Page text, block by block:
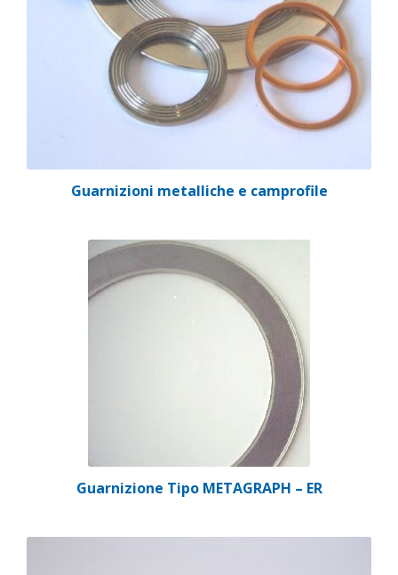
Guarnizioni metalliche e camprofile
Guarnizione Tipo METAGRAPH – ER